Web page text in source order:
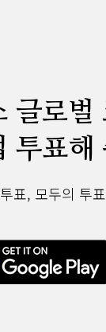
글로벌
투표해
표, 모두의 투